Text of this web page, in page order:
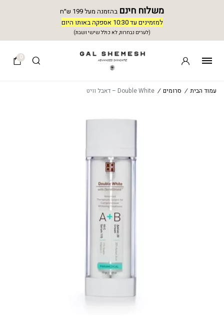
משלוח חינם בהזמנה מעל 199 ש״ח
למזמינים עד 10:30 אספקה באותו היום
(לערים נבחרות, לא כולל שישי ושבת)
0
עמוד הבית / סרומים / Double White – דאבל וויט